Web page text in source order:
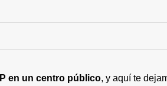
en un centro público, y aquí te